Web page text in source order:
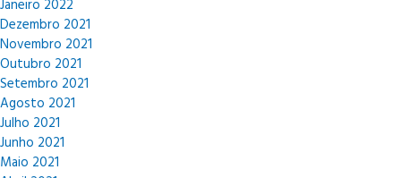
Janeiro 2022
Dezembro 2021
Novembro 2021
Outubro 2021
Setembro 2021
Agosto 2021
Julho 2021
Junho 2021
Maio 2021